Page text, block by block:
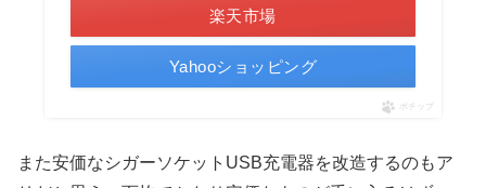
楽天市場
Yahooショッピング
ポチップ
また安価なシガーソケットUSB充電器を改造するのもア